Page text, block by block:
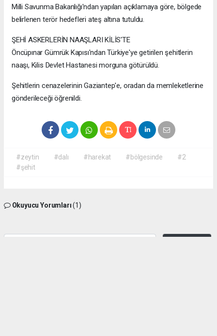
Milli Savunma Bakanlığı'ndan yapılan açıklamaya göre, bölgede
belirlenen terör hedefleri ateş altına tutuldu.
ŞEHİ ASKERLERİN NAAŞLARI KİLİS'TE
Öncüpınar Gümrük Kapısı'ndan Türkiye'ye getirilen şehitlerin
naaşı, Kilis Devlet Hastanesi morguna götürüldü.
Şehitlerin cenazelerinin Gaziantep'e, oradan da memleketlerine
gönderileceği öğrenildi.
#zeytin #dalı #harekat #bölgesinde
#2
#şehit
Okuyucu Yorumları(1)